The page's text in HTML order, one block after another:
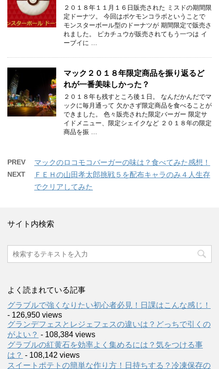
２０１８年１１月１６日販売された ミスドの期間限
定ドーナツ。 今回はポケモンコラボということで
モンスターボール型のドーナツが 期間限定で販売さ
れました。 ピカチュウが販売されてもう一つは イ
ーブイに …
マック２０１８年限定商品を振り返るど
れが一番美味しかった？
２０１８年も残すところ後１日。 なんだかんだでマ
ックに毎月通って 欠かさず限定商品を食べることが
できました。 色々販売された限定バーガー 限定サ
イドメニュー、限定シェイクなど ２０１８年の限定
商品を振 …
PREV マックのロコモコバーガーの味は？食べてみた感想！
NEXT
ＦＥＨの山田孝太郎挑戦５を配布キャラのみ４人生存
でクリアしてみた
サイト内検索
よく読まれている記事
グラブルで強くなりたい初心者必見！日課はこんな感じ！
- 126,950 views
グランデフェスとレジェフェスの違いは？どっちで引くの
がよい？ - 108,384 views
グラブルの紅黄石を効率よく集めるには？気をつける事
は？ - 108,142 views
スイートポテトの簡単な作り方！日持ちする？冷凍保存の